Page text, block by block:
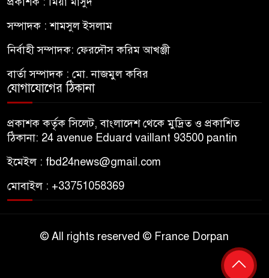
সম্পাদক : শামসুল ইসলাম
নির্বাহী সম্পাদক: ফেরদৌস করিম আখঞ্জী
বার্তা সম্পাদক : মো. নাজমুল কবির
যোগাযোগের ঠিকানা
প্রকাশক কর্তৃক সিলেট, বাংলাদেশ থেকে মুদ্রিত ও প্রকাশিত
ঠিকানা: 24 avenue Eduard vaillant 93500 pantin
ইমেইল : fbd24news@gmail.com
মোবাইল : +33751058369
© All rights reserved © France Dorpan